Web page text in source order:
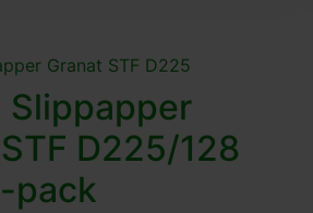
Slippapper
D225/128
pack